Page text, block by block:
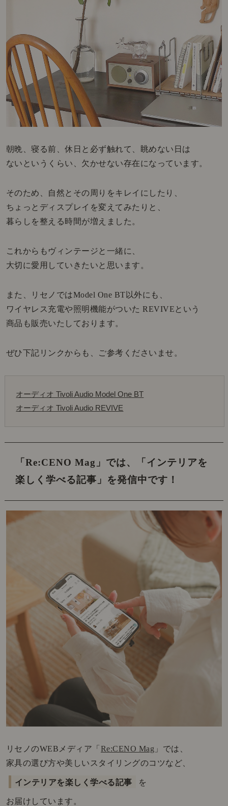
朝晩、寝る前、休日と必ず触れて、眺めない日は
ないというくらい、欠かせない存在になっています。
そのため、自然とその周りをキレイにしたり、
ちょっとディスプレイを変えてみたりと、
暮らしを整える時間が増えました。
これからもヴィンテージと一緒に、
大切に愛用していきたいと思います。
また、リセノではModel One BT以外にも、
ワイヤレス充電や照明機能がついた REVIVEという
商品も販売いたしております。
ぜひ下記リンクからも、ご参考くださいませ。
オーディオ Tivoli Audio Model One BT
オーディオ Tivoli Audio REVIVE
「Re:CENO Mag」では、
「インテリアを
楽しく学べる記事」を発信中です！
リセノのWEBメディア「 Re:CENO Mag 」では、
家具の選び方や美しいスタイリングのコツなど、
インテリアを楽しく学べる記事 を
お届けしています。